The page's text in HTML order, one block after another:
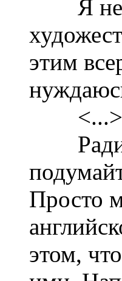
Я
этим
<...>
Ради
Просто
этом,